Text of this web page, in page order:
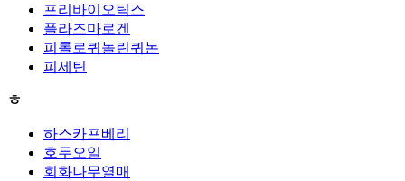
프리바이오틱스
플라즈마로겐
피롤로퀴놀린퀴논
피세틴
ㅎ
하스카프베리
호두오일
회화나무열매